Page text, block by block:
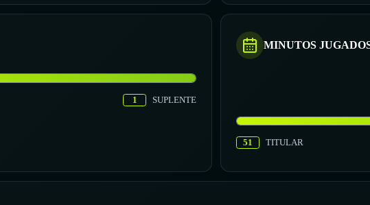
1 SUPLENTE
MINUTOS
51 TITULAR